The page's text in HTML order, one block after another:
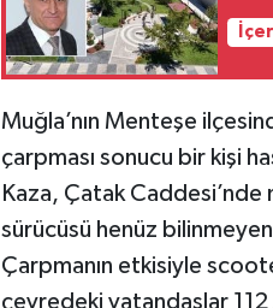
Muğla’nın Menteşe
çarpması sonucu bir kişi
Kaza, Çatak
sürücüsü henüz
Çarpmanın etkisiyle
çevredeki vatandaşlar 112